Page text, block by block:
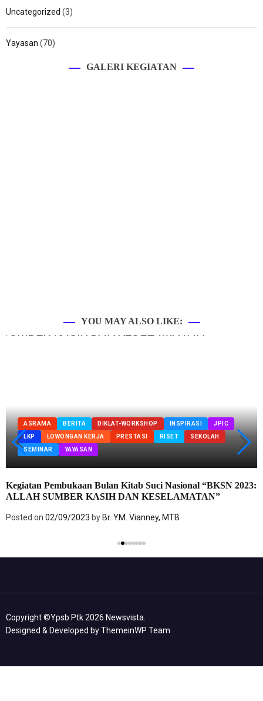
Uncategorized (3)
Yayasan (70)
GALERI KEGIATAN
YOU MAY ALSO LIKE:
ASRAMA BERITA DIKLAT-WORKSHOP INSPIRASI
JPIC
LKP
LOWONGAN KERJA PRESTASI RISET
SEKOLAH
SEMINAR
YAYASAN
Kegiatan Pembukaan Bulan Kitab Suci Nasional “BKSN 2023:
ALLAH SUMBER KASIH DAN KESELAMATAN”
Posted on 02/09/2023 by Br. YM. Vianney, MTB
Copyright ©ypsb Ptk 2026 Newsvista.
Designed & Developed byThemeinWP Team